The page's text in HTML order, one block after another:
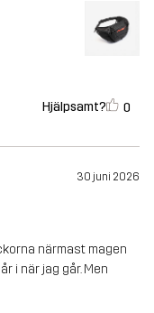
Hjälpsamt? 0
30 juni 2026
närmast magen
i när jag går. Men